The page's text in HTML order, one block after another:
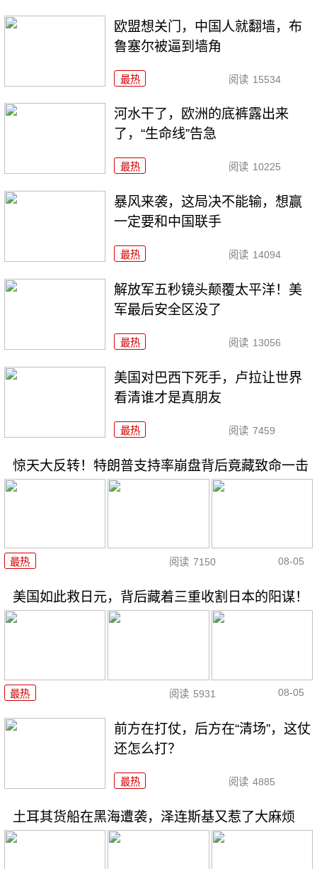
欧盟想关门，中国人就翻墙，布
鲁塞尔被逼到墙角
最热 阅读 15534
河水干了，欧洲的底裤露出来
了，“生命线”告急
最热 阅读 10225
暴风来袭，这局决不能输，想赢
一定要和中国联手
最热 阅读 14094
解放军五秒镜头颠覆太平洋！美
军最后安全区没了
最热 阅读 13056
美国对巴西下死手，卢拉让世界
看清谁才是真朋友
最热 阅读 7459
惊天大反转！特朗普支持率崩盘背后竟藏致命一击
最热 阅读 7150 08-05
美国如此救日元，背后藏着三重收割日本的阳谋！
最热 阅读 5931 08-05
前方在打仗，后方在“清场”，这仗
还怎么打？
最热 阅读 4885
土耳其货船在黑海遭袭，泽连斯基又惹了大麻烦